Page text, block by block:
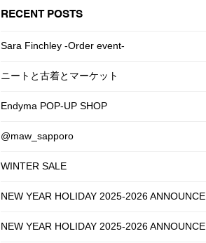
RECENT POSTS
Sara Finchley -Order event-
ニートと古着とマーケット
Endyma POP-UP SHOP
@maw_sapporo
WINTER SALE
NEW YEAR HOLIDAY 2025-2026 ANNOUNCE
NEW YEAR HOLIDAY 2025-2026 ANNOUNCE